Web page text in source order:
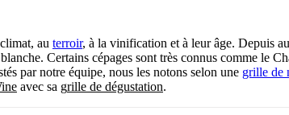
au terroir, à la vinification et à leur âge. Depuis
Certains cépages sont très connus comme le
par notre équipe, nous les notons selon une grille de
avec sa grille de dégustation.